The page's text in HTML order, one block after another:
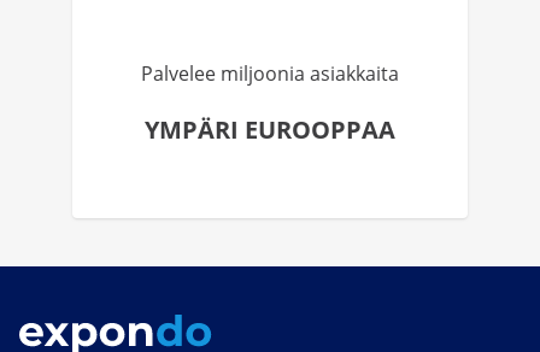
Palvelee miljoonia asiakkaita
YMPÄRI EUROOPPAA